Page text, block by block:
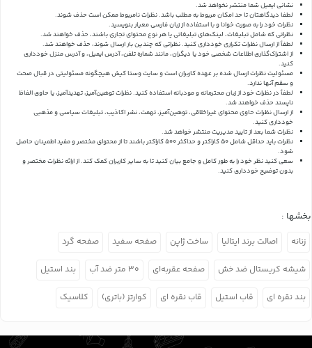
نشانی ایمیل شما منتشر نخواهد شد.
لطفا دیدگاهتان تا حد امکان مربوط به مطلب باشد. نظرات نامربوط ممکن است حذف شوند.
نظرات خود را به صورت خوانا و با استفاده از زبان فارسی معیار بنویسید.
نظراتی که شامل تبلیغات، لینک‌های تبلیغاتی یا هر نوع محتوای تجاری باشند، حذف خواهند شد.
لطفاً از ارسال نظرات تکراری خودداری کنید. نظراتی که چندین بار ارسال شوند، حذف خواهند شد.
از اشتراک‌گذاری اطلاعات شخصی خود یا دیگران، مانند شماره تلفن، آدرس ایمیل، و آدرس منزل خودداری
کنید.
مسئولیت نظرات ارسال شده بر عهده کاربران است و سایت وستا کیش هیچگونه مسئولیتی در قبال صحت
و سقم آنها ندارد.
لطفاً در نظرات خود از زبان محترمانه و مودبانه استفاده کنید. نظرات توهین‌آمیز، تهدیدآمیز، یا حاوی الفاظ
ناپسند حذف خواهند شد.
از ارسال نظرات حاوی محتوای غیراخلاقی، توهین‌آمیز، تهمت، نشر اکاذیب، تبلیغات سیاسی و مذهبی
خودداری کنید.
نظرات شما بعد از تایید مدیریت منتشر خواهد شد.
نظرات باید حداقل شامل 50 کاراکتر و حداکثر 500 کاراکتر باشند تا از محتوای مختصر و مفید اطمینان حاصل
شود.
سعی کنید نظر خود را به طور کامل و جامع بیان کنید تا به سایر کاربران کمک کند.از ارائه نظرات مختصر و
بدون توضیح خودداری کنید.
بخشها :
زنانه اصالت برند ایتالیا ساخت ژاپن صفحه سفید صفحه گرد
شیشه کریستال ضد خش صفحه عقربه‌ای ۳۰ متر ضد آب بند استیل
بند نقره ای قاب استیل قاب نقره ای کوارتز (باتری) کلاسیک